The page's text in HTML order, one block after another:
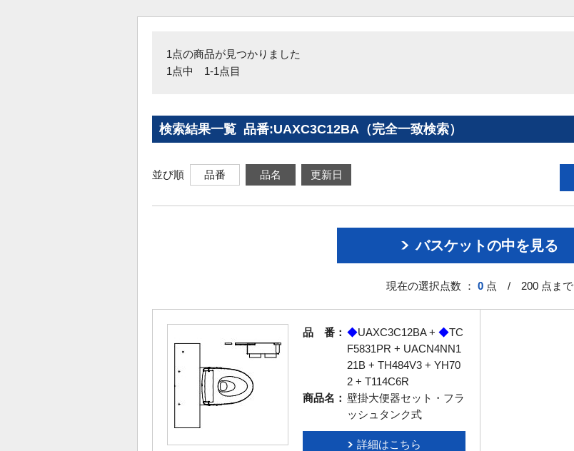
1点の商品が見つかりました
1点中 1-1点目
検索結果一覧 品番:UAXC3C12BA（完全一致検索）
並び順 品番 品名 更新日
バスケットの中を見る
現在の選択点数 ： 0 点 / 200 点まで
品 番： ◆UAXC3C12BA + ◆TC
F5831PR + UACN4NN1
21B + TH484V3 + YH70
2 + T114C6R
商品名： 壁掛大便器セット・フラ
ッシュタンク式
詳細はこちら